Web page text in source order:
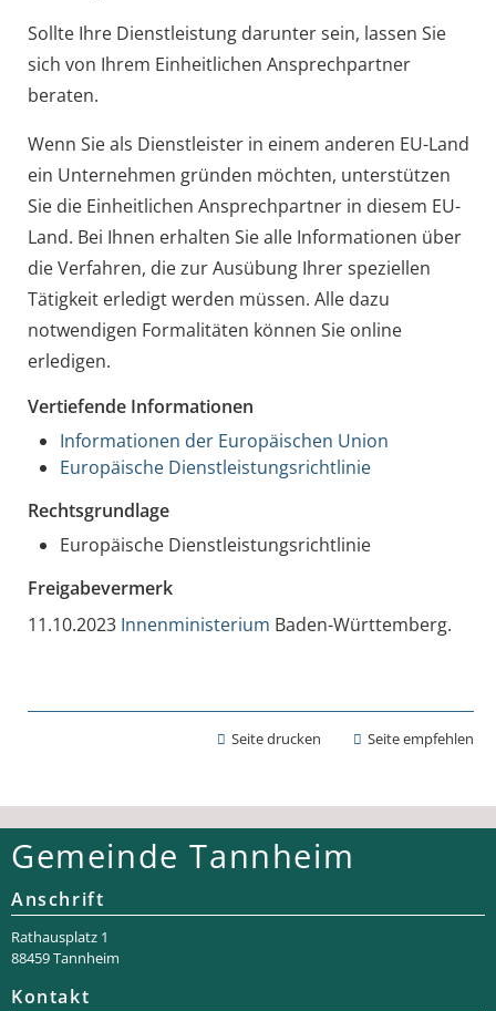
Sollte Ihre Dienstleistung darunter sein, lassen Sie
sich von Ihrem Einheitlichen Ansprechpartner
beraten.
Wenn Sie als Dienstleister in einem anderen EU-Land
ein Unternehmen gründen möchten, unterstützen
Sie die Einheitlichen Ansprechpartner in diesem EU-
Land. Bei Ihnen erhalten Sie alle Informationen über
die Verfahren, die zur Ausübung Ihrer speziellen
Tätigkeit erledigt werden müssen. Alle dazu
notwendigen Formalitäten können Sie online
erledigen.
Vertiefende Informationen
Informationen der Europäischen Union
Europäische Dienstleistungsrichtlinie
Rechtsgrundlage
Europäische Dienstleistungsrichtlinie
Freigabevermerk
11.10.2023 Innenministerium Baden-Württemberg.
Seite drucken Seite empfehlen
Gemeinde Tannheim
Anschrift
Rathaus­platz 1
88459 Tannheim
Kontakt